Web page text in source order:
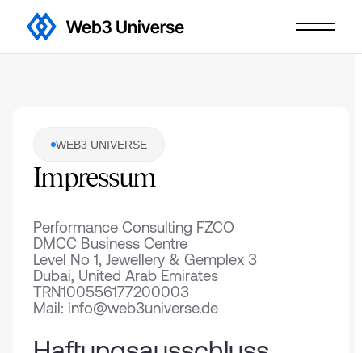
WEB3 UNIVERSE
Impressum
⁠Performance Consulting FZCO
DMCC Business Centre
Level No 1, Jewellery & Gemplex 3
Dubai, United Arab Emirates
TRN100556177200003
Mail: info@web3universe.de